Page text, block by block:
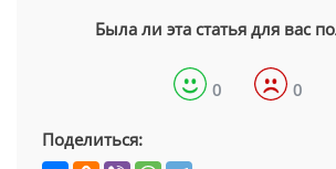
Была ли эта статья для вас
0 0
Поделиться: